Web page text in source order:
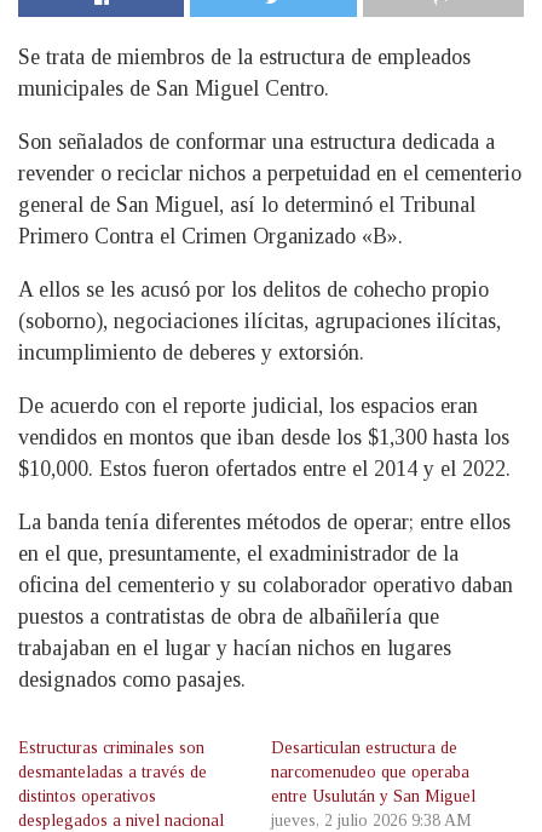
Se trata de miembros de la estructura de empleados
municipales de San Miguel Centro.
Son señalados de conformar una estructura dedicada a
revender o reciclar nichos a perpetuidad en el cementerio
general de San Miguel, así lo determinó el Tribunal
Primero Contra el Crimen Organizado «B».
A ellos se les acusó por los delitos de cohecho propio
(soborno), negociaciones ilícitas, agrupaciones ilícitas,
incumplimiento de deberes y extorsión.
De acuerdo con el reporte judicial, los espacios eran
vendidos en montos que iban desde los $1,300 hasta los
$10,000. Estos fueron ofertados entre el 2014 y el 2022.
La banda tenía diferentes métodos de operar; entre ellos
en el que, presuntamente, el exadministrador de la
oficina del cementerio y su colaborador operativo daban
puestos a contratistas de obra de albañilería que
trabajaban en el lugar y hacían nichos en lugares
designados como pasajes.
Estructuras criminales son
desmanteladas a través de
distintos operativos
desplegados a nivel nacional
Desarticulan estructura de
narcomenudeo que operaba
entre Usulután y San Miguel
jueves, 2 julio 2026 9:38 AM